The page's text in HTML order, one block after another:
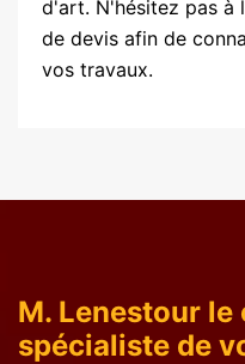
d'art. N'hésitez pas à
de devis afin de
vos travaux.
M. Lenestour
spécialiste de